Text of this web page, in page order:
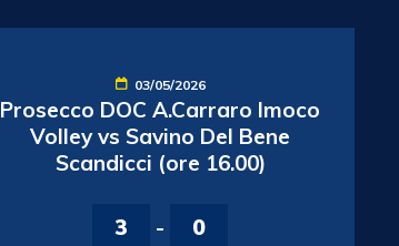
03/05/2026
Prosecco DOC A.Carraro Imoco
Volley vs Savino Del Bene
Scandicci (ore 16.00)
3 - 0